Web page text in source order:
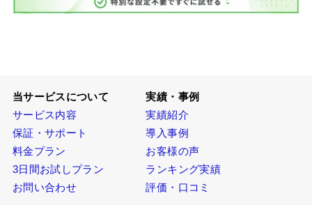
当サービスについて
サービス内容
保証・サポート
料金プラン
3日間お試しプラン
お問い合わせ
実績・事例
実績紹介
導入事例
お客様の声
ランキング実績
評価・口コミ